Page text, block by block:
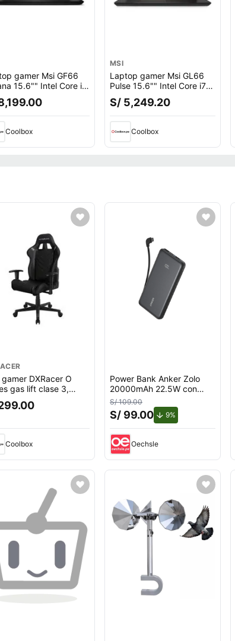
gamer Msi GF66
15.6"" Intel Core i7
Gen-11800H, 512GB
16GB RAM, GeForce
6GB, FreeDOS -
Coolbox
MSI
Laptop gamer Msi GL66
Pulse 15.6"" Intel Core i7
11va Gen-11800H, 512GB
SSD, 16GB RAM, GeForce
RTX 3050, FreeDOS - sin
(reempacado)
S/ 5,249.20
Coolbox
gamer DXRacer O
gas lift clase 3,
cuero pu, máx. 100
90 - 135°,
Coolbox
Power Bank Anker Zolo
20000mAh 22.5W con
Cable USB-C Integrado
Negro
S/ 109.00
S/ 99.00 9%
Oechsle